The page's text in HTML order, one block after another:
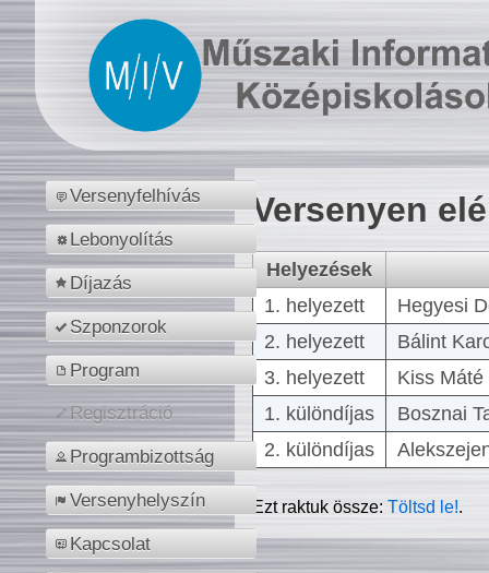
Versenyfelhívás
Lebonyolítás
Díjazás
Szponzorok
Program
Regisztráció
Programbizottság
Versenyhelyszín
Kapcsolat
Versenyen
Helyezések
1. helyezett
Hegyesi
2. helyezett
Bálint
3. helyezett
Kiss
1. különdíjas
Bosznai
2. különdíjas
Ezt raktuk össze:Töltsd le!.